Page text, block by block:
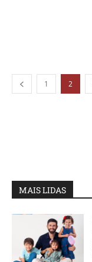
1 2
MAIS LIDAS